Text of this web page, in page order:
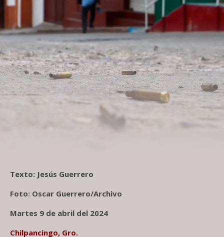
Texto: Jesús Guerrero
Foto: Oscar Guerrero/Archivo
Martes 9 de abril del 2024
Chilpancingo, Gro.